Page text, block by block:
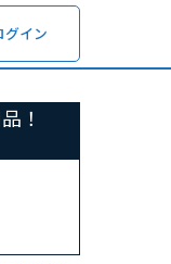
グイン
！